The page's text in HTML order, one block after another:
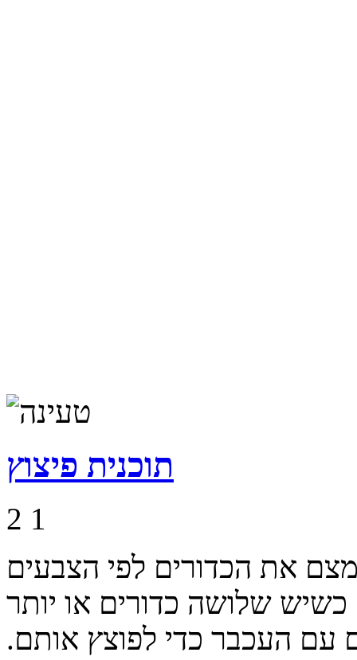
תוכנית פיצוץ
2 1
את הכדורים לפי הצבעים
כשיש שלושה כדורים או יותר
עם העכבר כדי לפוצץ אותם.